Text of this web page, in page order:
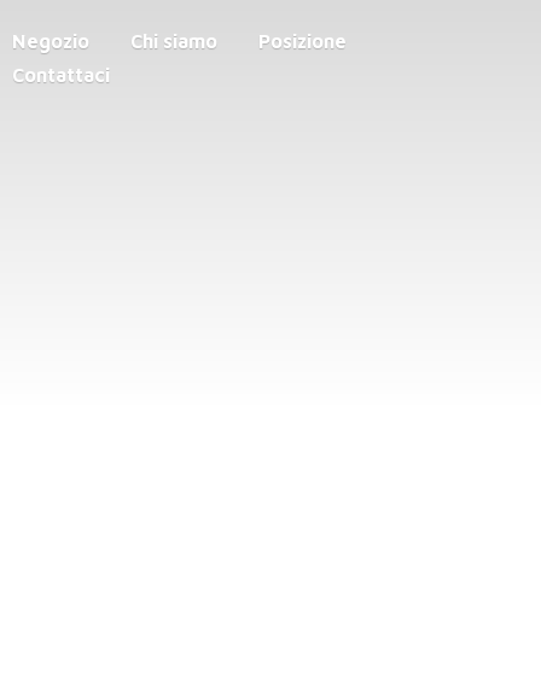
Negozio Chi siamo
Posizione
Contattaci